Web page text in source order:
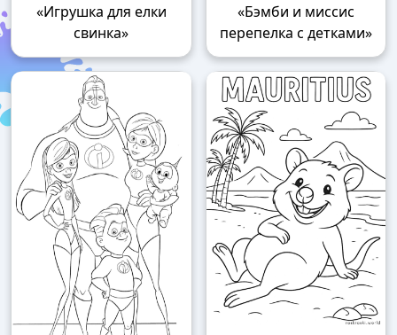
«Игрушка для елки
свинка»
«Бэмби и миссис
перепелка с детками»